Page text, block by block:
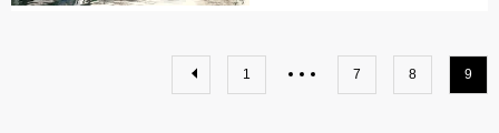
1 7 8 9